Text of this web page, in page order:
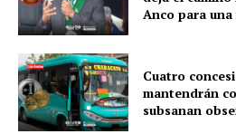
Anco para
Cuatro
mantendrán
subsanan